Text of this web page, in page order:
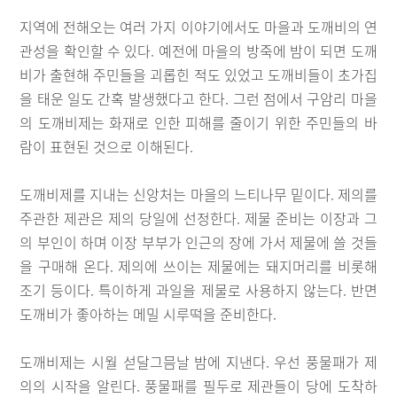
지역에 전해오는 여러 가지 이야기에서도 마을과 도깨비의 연
관성을 확인할 수 있다. 예전에 마을의 방죽에 밤이 되면 도깨
비가 출현해 주민들을 괴롭힌 적도 있었고 도깨비들이 초가집
을 태운 일도 간혹 발생했다고 한다. 그런 점에서 구암리 마을
의 도깨비제는 화재로 인한 피해를 줄이기 위한 주민들의 바
람이 표현된 것으로 이해된다.
도깨비제를 지내는 신앙처는 마을의 느티나무 밑이다. 제의를
주관한 제관은 제의 당일에 선정한다. 제물 준비는 이장과 그
의 부인이 하며 이장 부부가 인근의 장에 가서 제물에 쓸 것들
을 구매해 온다. 제의에 쓰이는 제물에는 돼지머리를 비롯해
조기 등이다. 특이하게 과일을 제물로 사용하지 않는다. 반면
도깨비가 좋아하는 메밀 시루떡을 준비한다.
도깨비제는 시월 섣달그믐날 밤에 지낸다. 우선 풍물패가 제
의의 시작을 알린다. 풍물패를 필두로 제관들이 당에 도착하